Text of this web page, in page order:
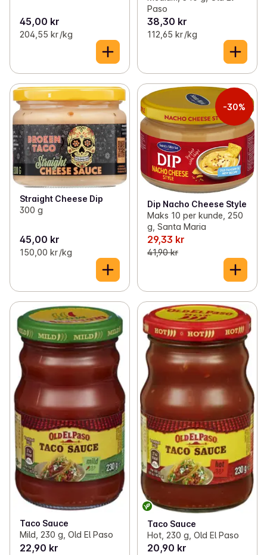
45,00 kr
204,55 kr /kg
Paso
38,30 kr
112,65 kr /kg
Straight Cheese Dip
300 g
45,00 kr
150,00 kr /kg
-30%
Dip Nacho Cheese Style
Maks 10 per kunde, 250
g, Santa Maria
29,33 kr
41,90 kr
Taco Sauce
Mild, 230 g, Old El Paso
22,90 kr
Taco Sauce
Hot, 230 g, Old El Paso
20,90 kr